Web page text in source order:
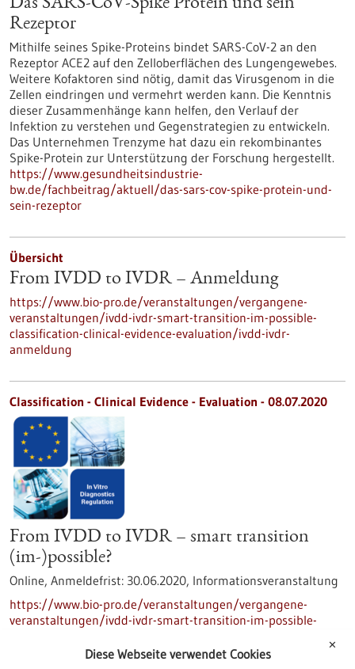
Das SARS-CoV-Spike Protein und sein
Rezeptor
Mithilfe seines Spike-Proteins bindet SARS-CoV-2 an den
Rezeptor ACE2 auf den Zelloberflächen des Lungengewebes.
Weitere Kofaktoren sind nötig, damit das Virusgenom in die
Zellen eindringen und vermehrt werden kann. Die Kenntnis
dieser Zusammenhänge kann helfen, den Verlauf der
Infektion zu verstehen und Gegenstrategien zu entwickeln.
Das Unternehmen Trenzyme hat dazu ein rekombinantes
Spike-Protein zur Unterstützung der Forschung hergestellt.
https://www.gesundheitsindustrie-
bw.de/fachbeitrag/aktuell/das-sars-cov-spike-protein-und-
sein-rezeptor
Übersicht
From IVDD to IVDR – Anmeldung
https://www.bio-pro.de/veranstaltungen/vergangene-
veranstaltungen/ivdd-ivdr-smart-transition-im-possible-
classification-clinical-evidence-evaluation/ivdd-ivdr-
anmeldung
Classification - Clinical Evidence - Evaluation - 08.07.2020
From IVDD to IVDR – smart transition
(im-)possible?
Online, Anmeldefrist: 30.06.2020, Informationsveranstaltung
https://www.bio-pro.de/veranstaltungen/vergangene-
veranstaltungen/ivdd-ivdr-smart-transition-im-possible-
✕
Diese Webseite verwendet Cookies